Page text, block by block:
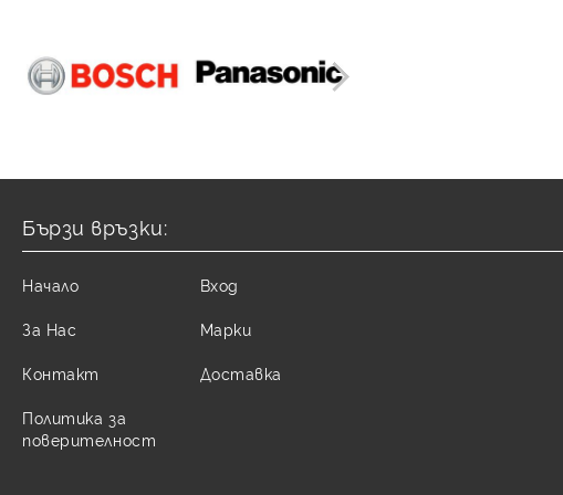
Бързи връзки:
Начало
За Нас
Контакт
Политика за
поверителност
Вход
Марки
Доставка